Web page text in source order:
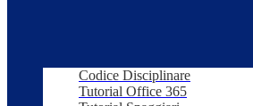
Codice Disciplinare
Tutorial Office 365